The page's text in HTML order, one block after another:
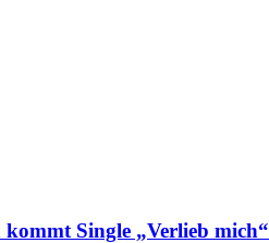
Single „Verlieb mich“